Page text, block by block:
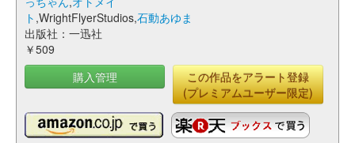
ト ,WrightFlyerStudios,石動あゆま
出版社：一迅社
￥509
購入管理
この作品をアラート登録
(プレミアムユーザー限定)